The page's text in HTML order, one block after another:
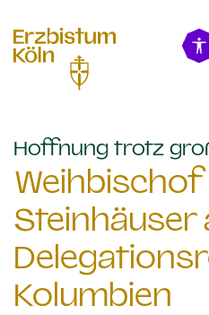
Hoffnung trotz
Weihbischof
Steinhäuser
Kolumbien